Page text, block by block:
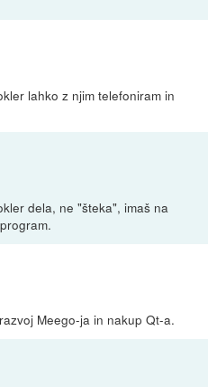
lahko z njim telefoniram in
dela, ne "šteka", imaš na
Meego-ja in nakup Qt-a.